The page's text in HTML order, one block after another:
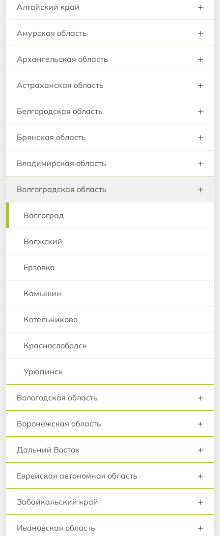
Алтайский край +
Амурская область +
Архангельская область +
Астраханская область +
Белгородская область +
Брянская область +
Владимирская область +
Волгоградская область +
Волгоград
Волжский
Ерзовка
Камышин
Котельниково
Краснослободск
Урюпинск
Вологодская область +
Воронежская область +
Дальний Восток +
Еврейская автономная область +
Забайкальский край +
Ивановская область +